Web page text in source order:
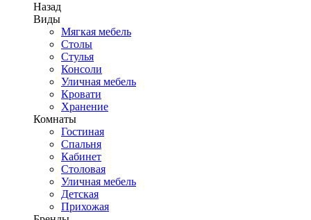
Назад
Виды
Мягкая мебель
Столы
Стулья
Консоли
Уличная мебель
Кровати
Хранение
Комнаты
Гостиная
Спальня
Кабинет
Столовая
Уличная мебель
Детская
Прихожая